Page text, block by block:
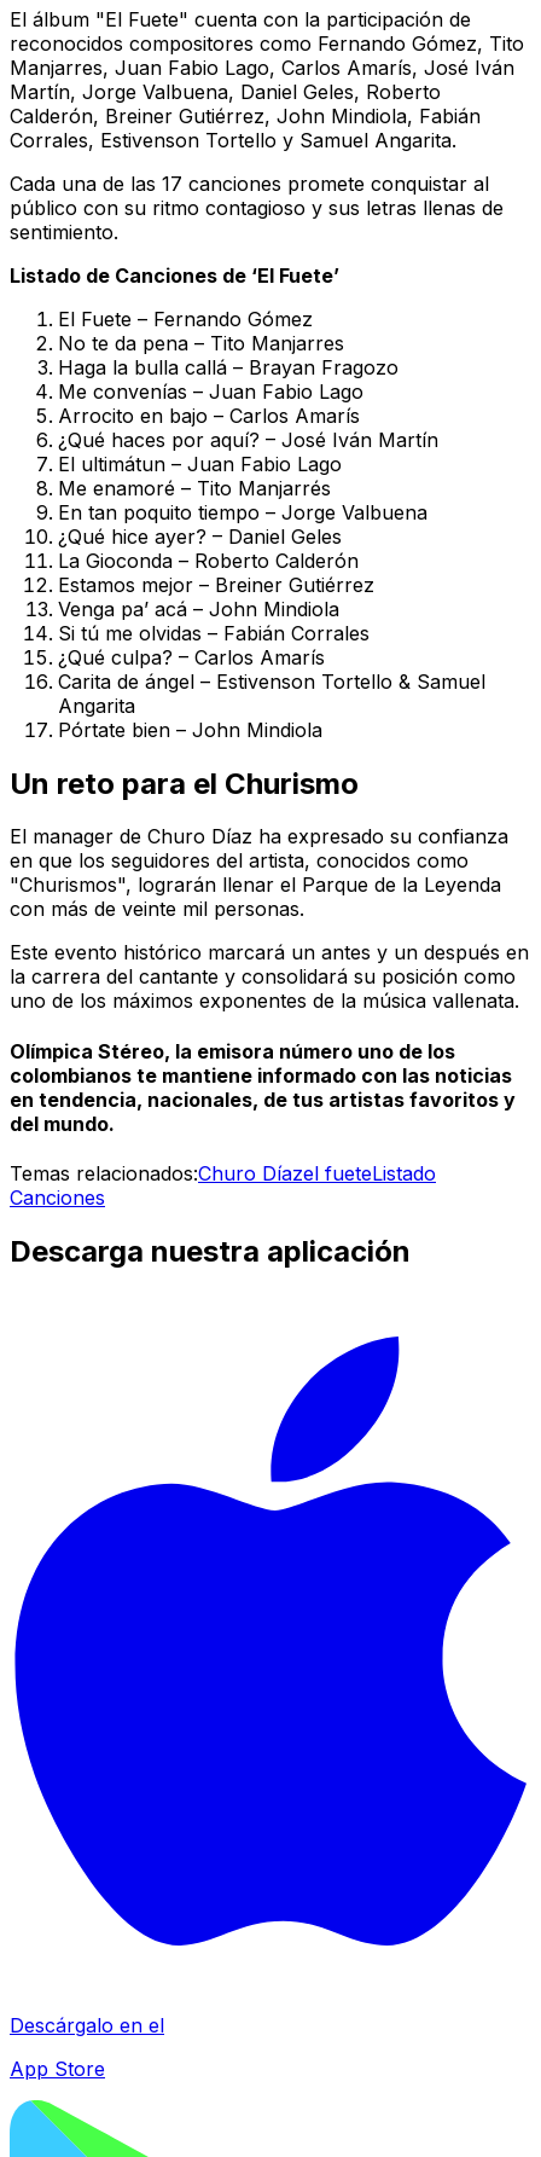
El álbum "El Fuete" cuenta con la participación de
reconocidos compositores como Fernando Gómez, Tito
Manjarres, Juan Fabio Lago, Carlos Amarís, José Iván
Martín, Jorge Valbuena, Daniel Geles, Roberto
Calderón, Breiner Gutiérrez, John Mindiola, Fabián
Corrales, Estivenson Tortello y Samuel Angarita.
Cada una de las 17 canciones promete conquistar al
público con su ritmo contagioso y sus letras llenas de
sentimiento.
Listado de Canciones de ‘El Fuete’
El Fuete – Fernando Gómez
No te da pena – Tito Manjarres
Haga la bulla callá – Brayan Fragozo
Me convenías – Juan Fabio Lago
Arrocito en bajo – Carlos Amarís
¿Qué haces por aquí? – José Iván Martín
El ultimátun – Juan Fabio Lago
Me enamoré – Tito Manjarrés
En tan poquito tiempo – Jorge Valbuena
¿Qué hice ayer? – Daniel Geles
La Gioconda – Roberto Calderón
Estamos mejor – Breiner Gutiérrez
Venga pa’ acá – John Mindiola
Si tú me olvidas – Fabián Corrales
¿Qué culpa? – Carlos Amarís
Carita de ángel – Estivenson Tortello & Samuel
Angarita
Pórtate bien – John Mindiola
Un reto para el Churismo
El manager de Churo Díaz ha expresado su confianza
en que los seguidores del artista, conocidos como
"Churismos", lograrán llenar el Parque de la Leyenda
con más de veinte mil personas.
Este evento histórico marcará un antes y un después en
la carrera del cantante y consolidará su posición como
uno de los máximos exponentes de la música vallenata.
Olímpica Stéreo, la emisora número uno de los
colombianos te mantiene informado con las noticias
en tendencia, nacionales, de tus artistas favoritos y
del mundo.
Temas relacionados:Churo Díazel fueteListado
Canciones
Descarga nuestra aplicación
Descárgalo en el
App Store